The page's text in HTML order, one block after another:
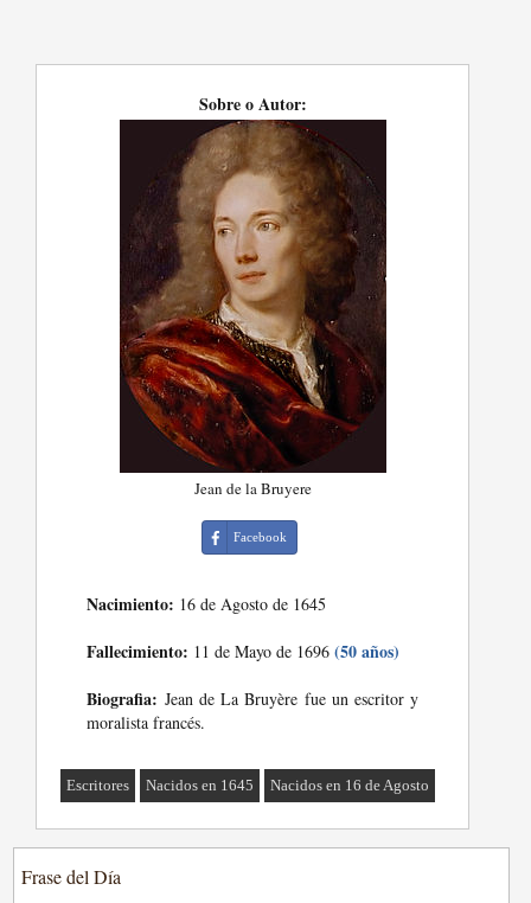
Sobre o Autor:
Jean de la Bruyere
Facebook
Nacimiento: 16 de Agosto de 1645
Fallecimiento: 11 de Mayo de 1696(50 años)
Biografia: Jean de La Bruyère fue un escritor y
moralista francés.
Escritores Nacidos en 1645 Nacidos en 16 de Agosto
Frase del Día